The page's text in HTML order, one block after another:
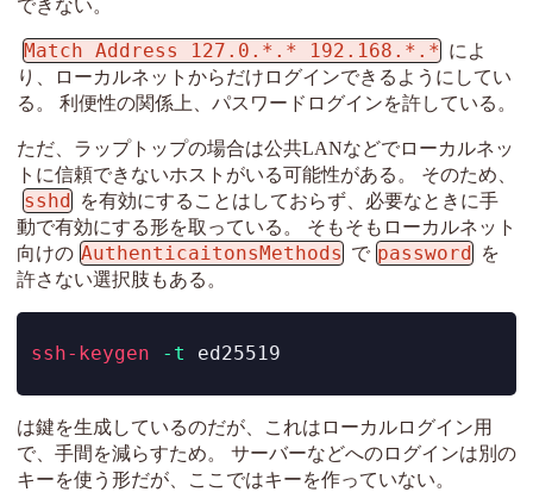
できない。
Match Address 127.0.*.* 192.168.*.* によ
り、ローカルネットからだけログインできるようにしてい
る。 利便性の関係上、パスワードログインを許している。
ただ、ラップトップの場合は公共LANなどでローカルネッ
トに信頼できないホストがいる可能性がある。 そのため、
sshd を有効にすることはしておらず、必要なときに手
動で有効にする形を取っている。 そもそもローカルネット
向けの AuthenticaitonsMethods で password を
許さない選択肢もある。
ssh-keygen -t ed25519
は鍵を生成しているのだが、これはローカルログイン用
で、手間を減らすため。 サーバーなどへのログインは別の
キーを使う形だが、ここではキーを作っていない。